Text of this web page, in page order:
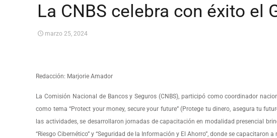
La CNBS celebra con éxito el
marzo 25, 2024
Redacción: Marjorie Amador
La Comisión Nacional de Bancos y Seguros (CNBS), participó como coordinador
como tema “Protect your money, secure your future” (Protege tu dinero, asegura tu
las actividades, se desarrollaron jornadas de capacitación en modalidad presencial
“Riesgo Cibernético” y “Seguridad de la Información y El Ahorro”, donde se